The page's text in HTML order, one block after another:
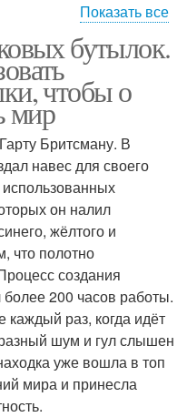
Бордюр из
пластиковых бутылок
Плантатор из бутылок
Бутылки в школу
Поделки из
пластмассовых
бутылок
Показать все
бутылок.
чтобы о
мир
Бритсману. В
навес для своего
он налил
жёлтого и
что полотно
создания
более 200 часов работы.
раз, когда идёт
шум и гул слышен
уже вошла в топ
мира и принесла